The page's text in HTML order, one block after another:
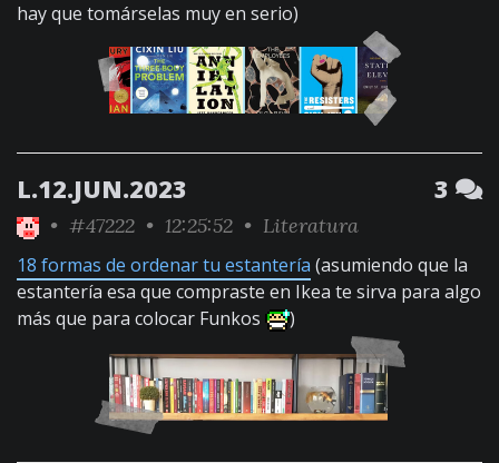
hay que tomárselas muy en serio)
L.12.JUN.2023 3
• #47222 • 12:25:52 • Literatura
18 formas de ordenar tu estantería (asumiendo que la
estantería esa que compraste en Ikea te sirva para algo
más que para colocar Funkos
)